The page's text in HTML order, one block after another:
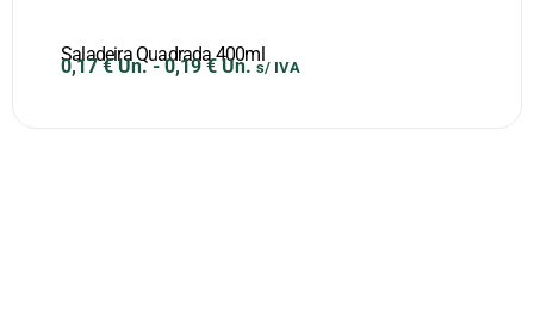
Saladeira Quadrada 400ml
0,17€ Un.-0,19€ Un. s/ IVA